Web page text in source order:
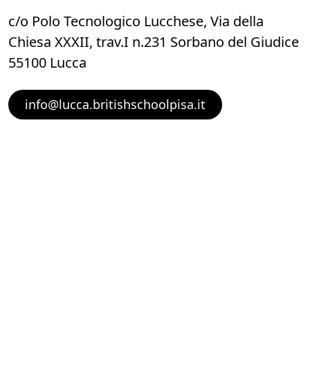
c/o Polo Tecnologico Lucchese, Via della
Chiesa XXXII, trav.I n.231 Sorbano del Giudice
55100 Lucca
info@lucca.britishschoolpisa.it